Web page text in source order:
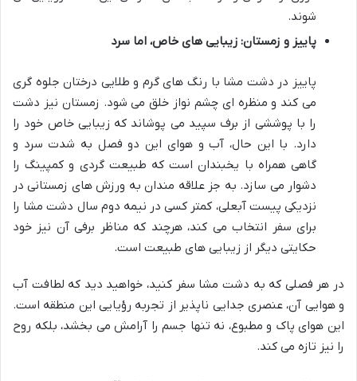
شوند.
پاییز و زمستان: زیبایی های خاص، اما سرد
پاییز در دشت مشا با رنگ های گرم و طلایی درختان جلوه گری
می کند و منظره ای چشم نواز خلق می شود. زمستان نیز دشت
را با پوششی از برف سپید می پوشاند که زیبایی خاص خود را
دارد. با این حال، آب و هوای این دو فصل به شدت سرد و
گاهی همراه با یخبندان است که طبیعت گردی و کمپینگ را
دشوار می سازد. به جز علاقه مندان به ورزش های زمستانی در
نزدیکی پیست آبعلی، کمتر کسی در نیمه دوم سال دشت مشا را
برای سفر انتخاب می کند، هرچند که مناظر برفی آن نیز خود
حکایتی دیگر از زیبایی های طبیعت است.
در هر فصلی که به دشت مشا سفر کنید، خواهید دید که لطافت آب
و هوایی آن، عنصری جدایی ناپذیر از تجربه رؤیایی این منطقه است.
این هوای پاک و مطبوع، نه تنها جسم را آرامش می بخشد، بلکه روح
را نیز تازه می کند.